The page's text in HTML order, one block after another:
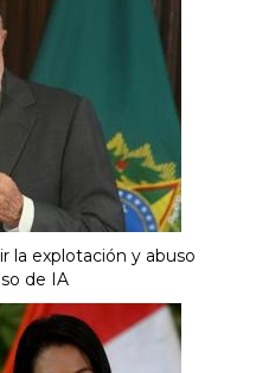
la explotación y abuso
de IA